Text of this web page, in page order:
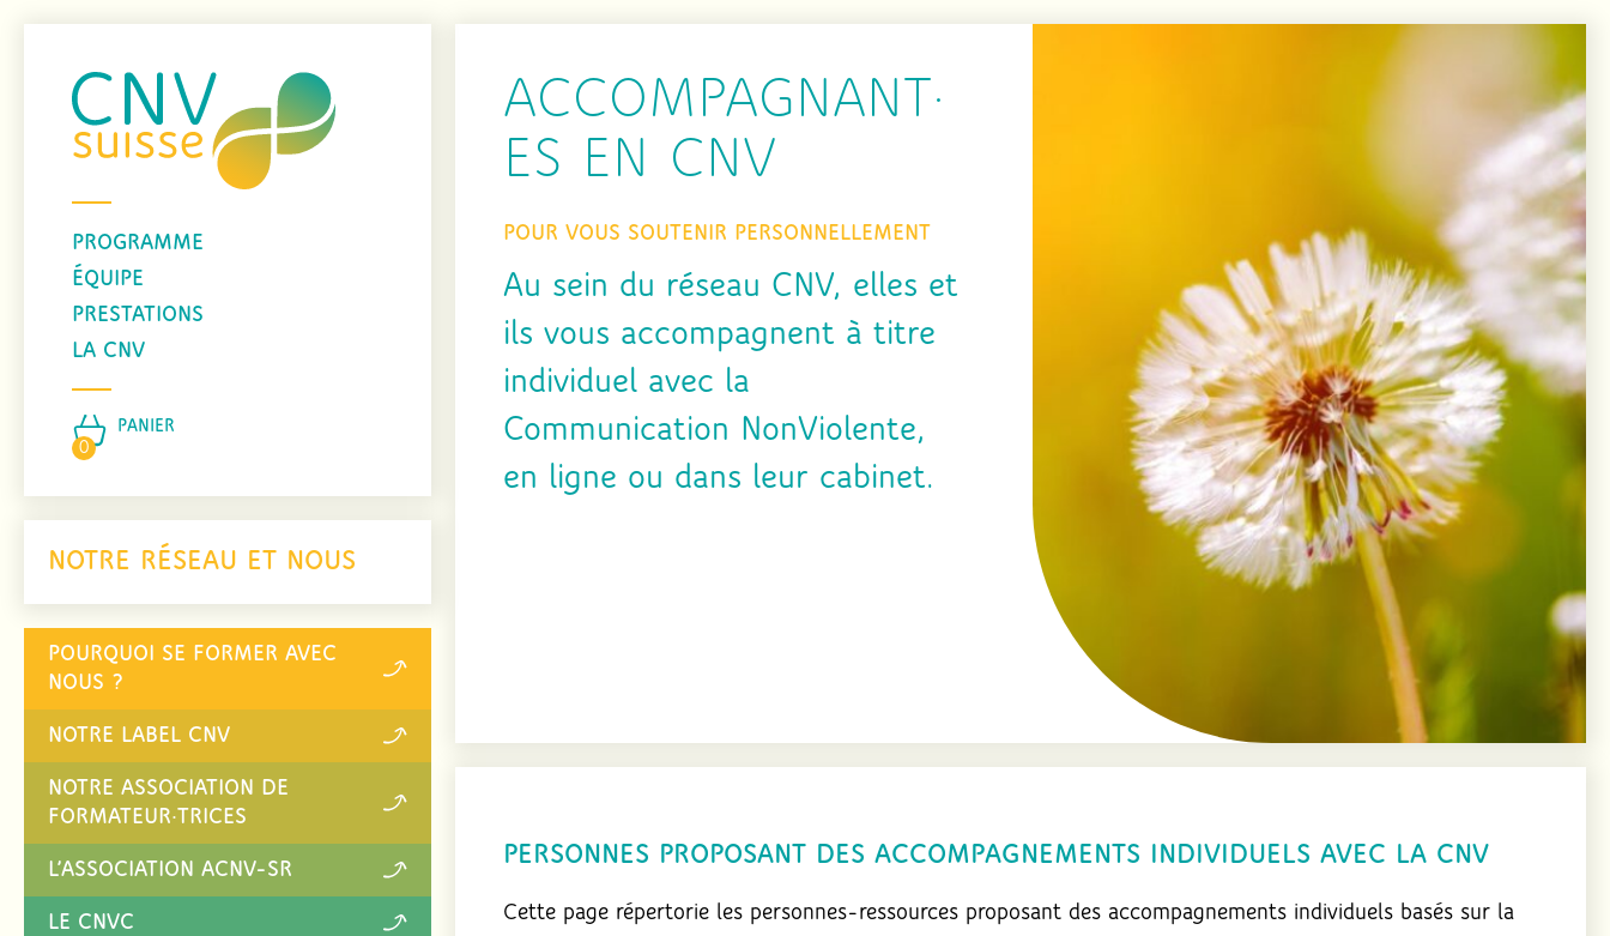
PROGRAMME
ÉQUIPE
PRESTATIONS
LA CNV
0
PANIER
NOTRE RÉSEAU ET NOUS
POURQUOI SE FORMER AVEC
NOUS ?
NOTRE LABEL CNV
NOTRE ASSOCIATION DE
FORMATEUR·TRICES
L’ASSOCIATION ACNV-SR
LE CNVC
ACCOMPAGNANT·
ES EN CNV
POUR VOUS SOUTENIR PERSONNELLEMENT
Au sein du réseau CNV, elles et
ils vous accompagnent à titre
individuel avec la
Communication NonViolente,
en ligne ou dans leur cabinet.
PERSONNES PROPOSANT DES ACCOMPAGNEMENTS INDIVIDUELS AVEC LA CNV
Cette page répertorie les personnes-ressources proposant des accompagnements individuels basés sur la